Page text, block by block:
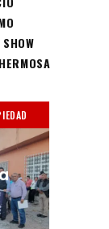
SHOW